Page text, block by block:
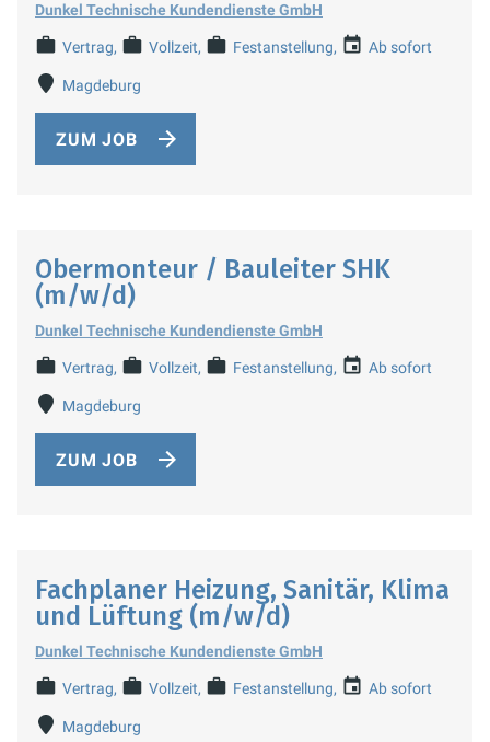
Dunkel Technische Kundendienste GmbH
Vertrag Vollzeit Festanstellung Ab sofort
Magdeburg
ZUM JOB
Obermonteur / Bauleiter SHK
(m/w/d)
Dunkel Technische Kundendienste GmbH
Vertrag Vollzeit Festanstellung Ab sofort
Magdeburg
ZUM JOB
Fachplaner Heizung, Sanitär, Klima
und Lüftung (m/w/d)
Dunkel Technische Kundendienste GmbH
Vertrag Vollzeit Festanstellung Ab sofort
Magdeburg